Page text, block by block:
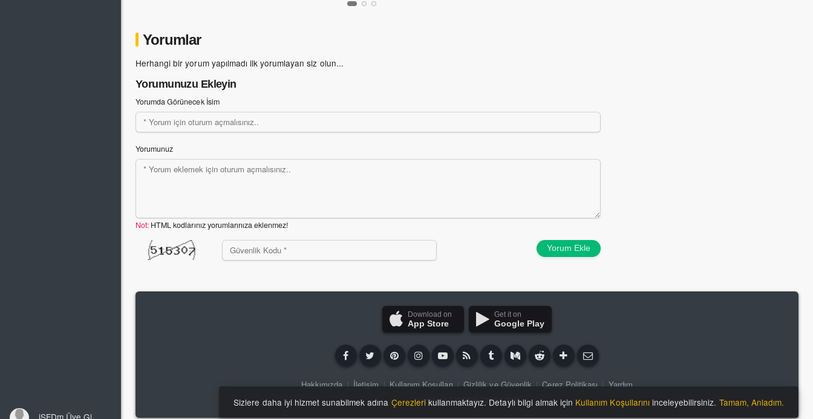
Yorumlar
Herhangi bir yorum yapılmadı ilk yorumlayan siz olun...
Yorumunuzu Ekleyin
Yorumda Görünecek İsim
Yorumunuz
Not: HTML kodlarınız yorumlarınıza eklenmez!
Yorum Ekle
Download on
App Store
Get it on
Google Play
Hakkımızda | İletişim | Kullanım Koşulları | Gizlilik ve Güvenlik | Çerez Politikası | Yardım
Copyright ©iSFDm2020 - 2026
Sizlere daha iyi hizmet sunabilmek adına Çerezlerikullanmaktayız. Detaylı bilgi almak için Kullanım Koşullarını inceleyebilirsiniz. Tamam, Anladım.